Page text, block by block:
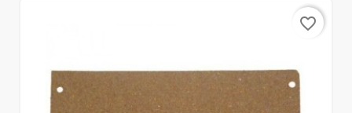
favorite_border